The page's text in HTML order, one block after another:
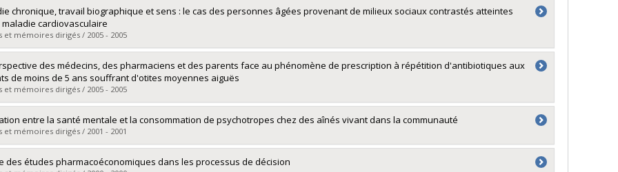
:Del Grande, Claudio
Maîtrise
obtenu :M. Sc.
le document dans Papyrus
chronique, travail biographique et sens : le cas des personnes âgées provenant de milieux sociaux contrastés atteintes
cardiovasculaire
et mémoires dirigés / 2005 - 2005
:Vaillancourt, Martine
Maîtrise
obtenu :M. Sc.
le document dans Papyrus
des médecins, des pharmaciens et des parents face au phénomène de prescription à répétition d'antibiotiques aux
de moins de 5 ans souffrant d'otites moyennes aiguës
et mémoires dirigés / 2005 - 2005
:Ernst, Mélanie
Maîtrise
obtenu :M. Sc.
le document dans Papyrus
entre la santé mentale et la consommation de psychotropes chez des aînés vivant dans la communauté
et mémoires dirigés / 2001 - 2001
:Voyer, Philippe
des études pharmacoéconomiques dans les processus de décision